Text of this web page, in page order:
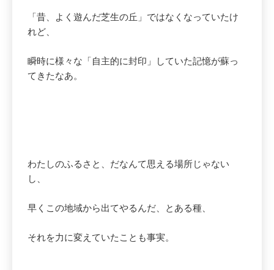
「昔、よく遊んだ芝生の丘」ではなくなっていたけ
れど、
瞬時に様々な「自主的に封印」していた記憶が蘇っ
てきたなあ。
わたしのふるさと、だなんて思える場所じゃない
し、
早くこの地域から出てやるんだ、とある種、
それを力に変えていたことも事実。